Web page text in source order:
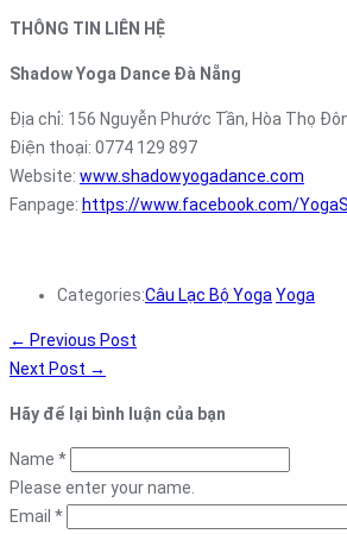
THÔNG TIN LIÊN HỆ
Shadow Yoga Dance Đà Nẵng
Địa chỉ: 156 Nguyễn Phước Tần, Hòa Thọ
Điện thoại: 0774 129 897
Website: www.shadowyogadance.com
Fanpage: https://www.facebook.com/
Categories:Câu Lạc Bộ Yoga Yoga
← Previous Post
Next Post →
Hãy để lại bình luận của bạn
Name *
Please enter your name.
Email *